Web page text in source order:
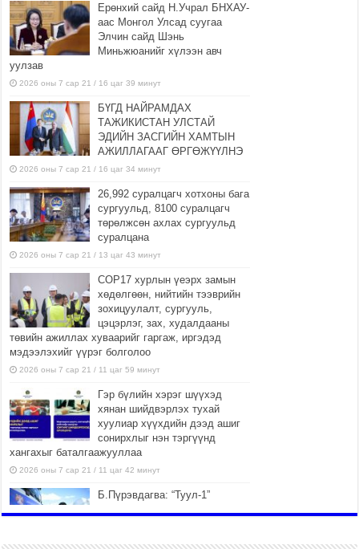
Ерөнхий сайд Н.Учрал БНХАУ-
аас Монгол Улсад суугаа
Элчин сайд Шэнь
Миньжюанийг хүлээн авч
уулзав
2026 оны 7 сар 21 / 16 цаг 39 минут
БҮГД НАЙРАМДАХ
ТАЖИКИСТАН УЛСТАЙ
ЭДИЙН ЗАСГИЙН ХАМТЫН
АЖИЛЛАГААГ ӨРГӨЖҮҮЛНЭ
2026 оны 7 сар 21 / 16 цаг 34 минут
26,992 суралцагч хотхоны бага
сургуульд, 8100 суралцагч
төрөлжсөн ахлах сургуульд
суралцана
2026 оны 7 сар 21 / 13 цаг 43 минут
COP17 хурлын үеэрх замын
хөдөлгөөн, нийтийн тээврийн
зохицуулалт, сургууль,
цэцэрлэг, зах, худалдааны
төвийн ажиллах хуваарийг гаргаж, иргэдэд
мэдээлэхийг үүрэг болголоо
2026 оны 7 сар 21 / 11 цаг 59 минут
Гэр бүлийн хэрэг шүүхэд
хянан шийдвэрлэх тухай
хуулиар хүүхдийн дээд ашиг
сонирхлыг нэн тэргүүнд
хангахыг баталгаажууллаа
2026 оны 7 сар 21 / 11 цаг 42 минут
Б.Пүрэвдагва: “Туул-1”